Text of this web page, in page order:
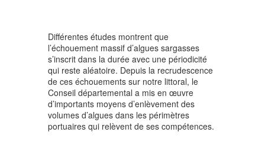
Différentes études montrent que
l’échouement massif d’algues sargasses
s’inscrit dans la durée avec une périodicité
qui reste aléatoire. Depuis la recrudescence
de ces échouements sur notre littoral, le
Conseil départemental a mis en œuvre
d’importants moyens d’enlèvement des
volumes d’algues dans les périmètres
portuaires qui relèvent de ses compétences.